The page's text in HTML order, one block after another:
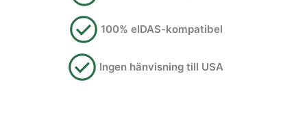
100% eIDAS-kompatibel
Ingen hänvisning till USA